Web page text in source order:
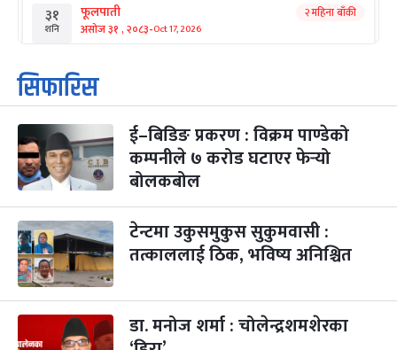
३१
शनि
फूलपाती
असोज ३१ , २०८३-Oct 17, 2026
२ महिना बाँकी
१
आइत
कार्तिक सङ्क्रान्ति
कार्तिक १, २०८३
३
मंगल
महानवमी
कार्तिक ३, २०८३-Oct 20, 2026
२ महिना बाँकी
४
५
बिहि
पापा‌ङ्कुशा एकादशी व्रत
कार्तिक ५, २०८३
२ महिना बाँकी
आइत
कुकुर तिहार
कार्तिक २२, २०८३-Nov 8, 2026
३ महिना बाँकी
सिफारिस
ई–बिडिङ प्रकरण : विक्रम पाण्डेको
कम्पनीले ७ करोड घटाएर फेर्‍यो
बोलकबोल
टेन्टमा उकुसमुकुस सुकुमवासी :
तत्काललाई ठिक, भविष्य अनिश्चित
डा. मनोज शर्मा : चोलेन्द्रशमशेरका